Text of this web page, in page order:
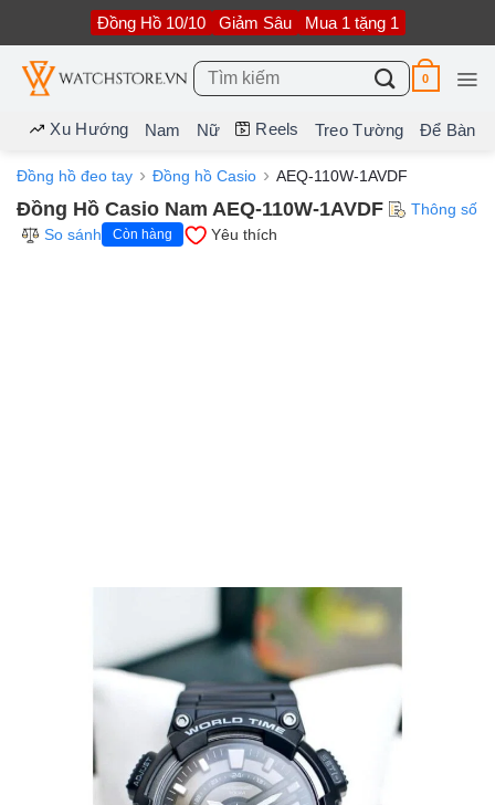
nội
dung
Đồng Hồ 10/10 Giảm Sâu Mua 1 tặng 1
Tìm
kiếm:
0
Xu Hướng Nam Nữ Reels Treo Tường Để Bàn
Đồng hồ đeo tay Đồng hồ Casio AEQ-110W-1AVDF
Đồng Hồ Casio Nam AEQ-110W-1AVDF
Thông số
So sánh
Còn hàng Yêu thích